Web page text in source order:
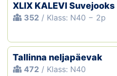
XLIX KALEVI Suvejooks
352 / Klass: N40 − 2p
Tallinna neljapäevak
472 / Klass: N40